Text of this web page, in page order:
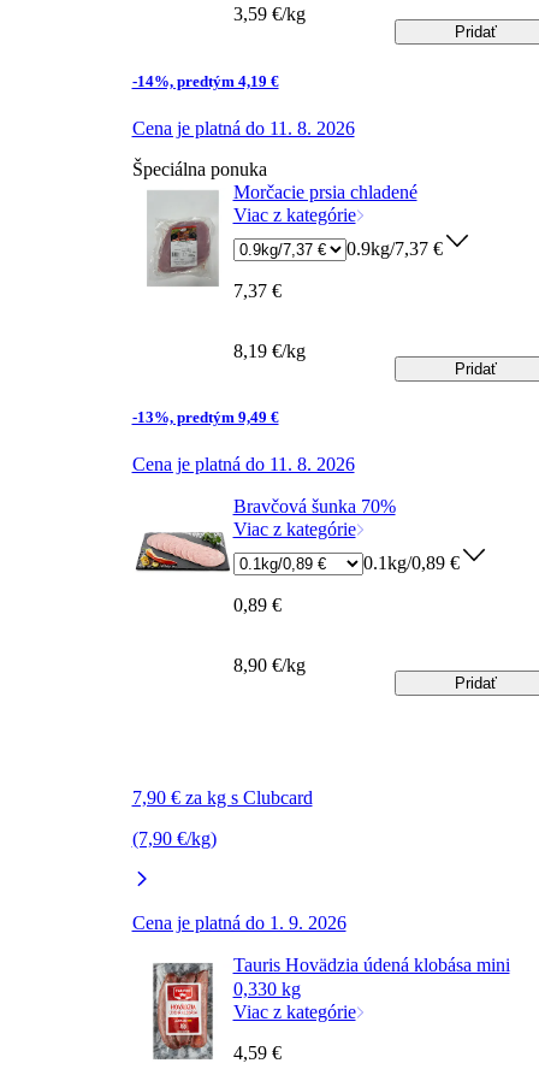
-14%, predtým 4,19 €
Cena je platná do 11. 8. 2026
3,59 €/kg
Pridať
Špeciálna ponuka
Morčacie prsia chladené
Viac z kategórie
-13%, predtým 9,49 €
Cena je platná do 11. 8. 2026
0.9kg/7,37 €
7,37 €
8,19 €/kg
Pridať
Bravčová šunka 70%
Viac z kategórie
7,90 € za kg s Clubcard
(7,90 €/kg)
Cena je platná do 1. 9. 2026
0.1kg/0,89 €
0,89 €
8,90 €/kg
Pridať
Tauris Hovädzia údená klobása mini
0,330 kg
Viac z kategórie
4,59 €